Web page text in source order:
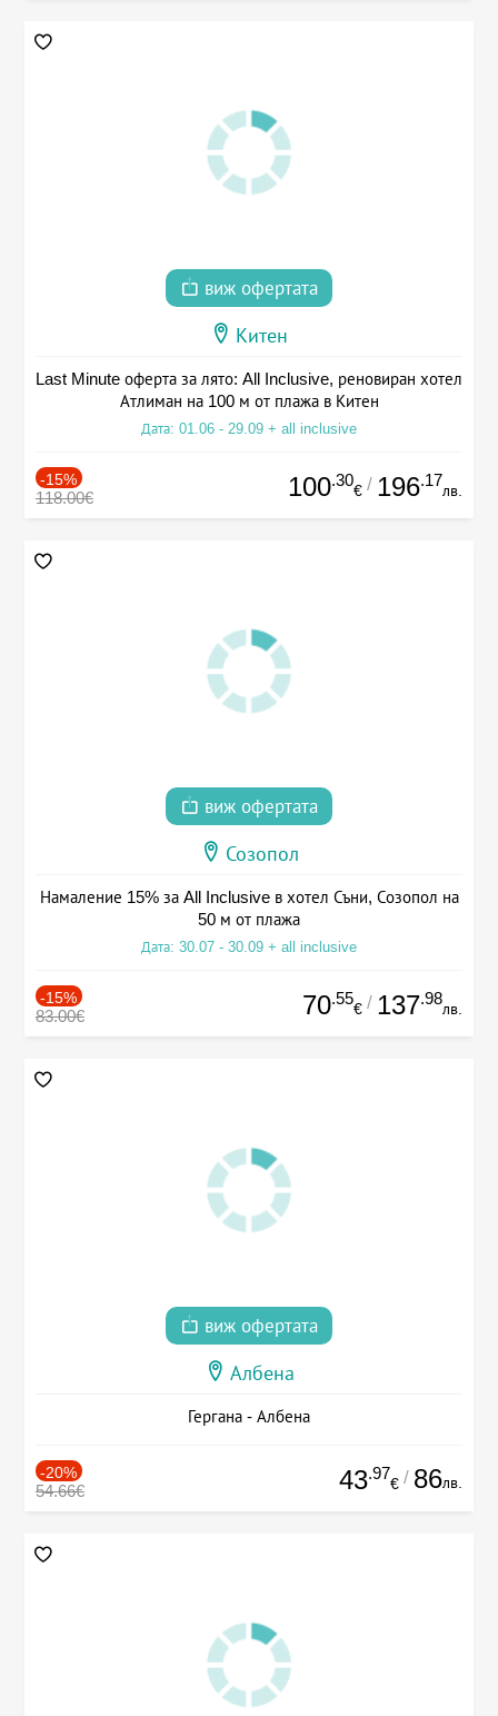
виж офертата
Китен
Last Minute оферта за лято: All Inclusive, реновиран хотел
Атлиман на 100 м от плажа в Китен
Дата: 01.06 - 29.09 + all inclusive
-15%
118.00€ 100.30
€ / 196.17
лв.
виж офертата
Созопол
Намаление 15% за All Inclusive в хотел Съни, Созопол на
50 м от плажа
Дата: 30.07 - 30.09 + all inclusive
-15%
83.00€ 70.55
€ / 137.98
лв.
виж офертата
Албена
Гергана - Албена
-20%
54.66€ 43.97
€ / 86лв.